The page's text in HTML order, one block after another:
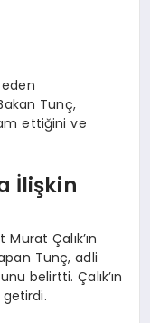
Tunç,
ettiğini ve
İlişkin
Çalık’ın
Tunç, adli
belirtti. Çalık’ın